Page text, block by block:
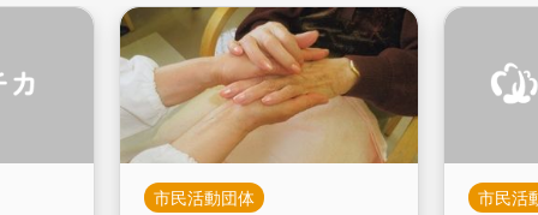
市民活動団体 市民活